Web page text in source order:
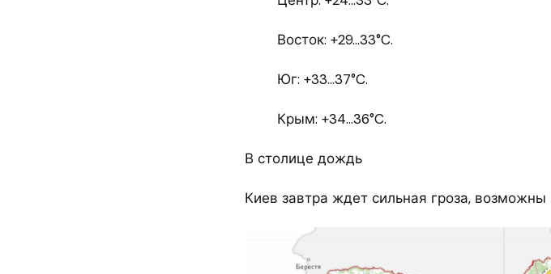
Восток: +29…33°C.
Юг: +33…37°C.
Крым: +34…36°C.
В столице дождь
Киев завтра ждет сильная гроза,